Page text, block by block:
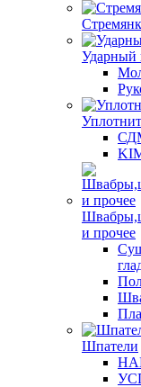
Ударный
и прочее
Шпатели